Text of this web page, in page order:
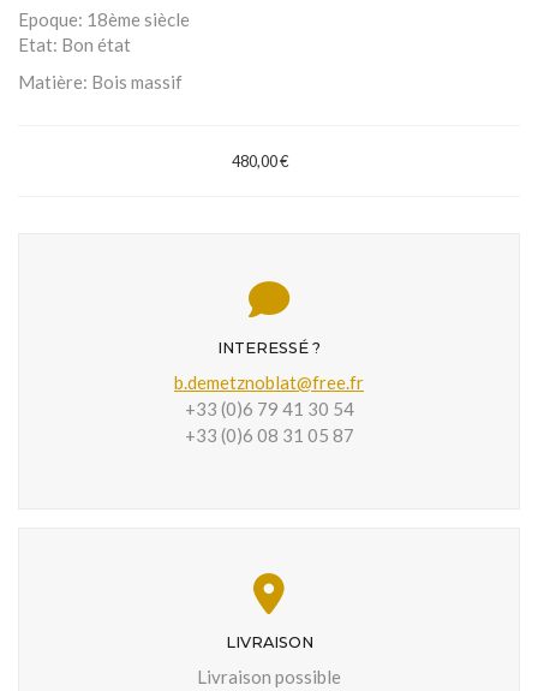
Epoque: 18ème siècle
Etat: Bon état
Matière: Bois massif
480,00 €
INTERESSÉ ?
b.demetznoblat@free.fr
+33 (0)6 79 41 30 54
+33 (0)6 08 31 05 87
LIVRAISON
Livraison possible